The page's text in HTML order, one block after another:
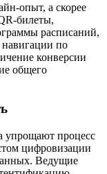
опыт, а скорее
билеты,
расписаний,
навигации по
конверсии
общего
упрощают процесс
цифровизации
Ведущие